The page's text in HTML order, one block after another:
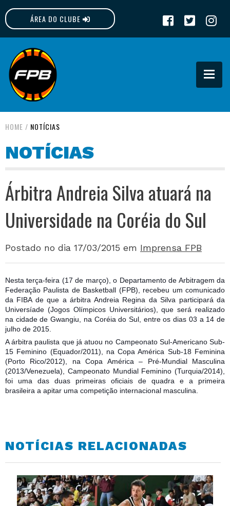
ÁREA DO CLUBE
FPB
HOME / NOTÍCIAS
NOTÍCIAS
Árbitra Andreia Silva atuará na
Universidade na Coréia do Sul
Postado no dia 17/03/2015 em Imprensa FPB
Nesta terça-feira (17 de março), o Departamento de Arbitragem da
Federação Paulista de Basketball (FPB), recebeu um comunicado
da FIBA de que a árbitra Andreia Regina da Silva participará da
Universíade (Jogos Olímpicos Universitários), que será realizado
na cidade de Gwangiu, na Coréia do Sul, entre os dias 03 a 14 de
julho de 2015.
A árbitra paulista que já atuou no Campeonato Sul-Americano Sub-
15 Feminino (Equador/2011), na Copa América Sub-18 Feminina
(Porto Rico/2012), na Copa América – Pré-Mundial Masculina
(2013/Venezuela), Campeonato Mundial Feminino (Turquia/2014),
foi uma das duas primeiras oficiais de quadra e a primeira
brasileira a apitar uma competição internacional masculina.
NOTÍCIAS RELACIONADAS